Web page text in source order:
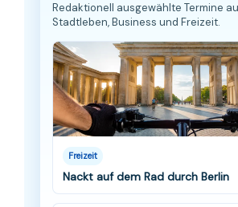
Redaktionell ausgewählte Termine
Stadtleben, Business und Freizeit.
Freizeit
Nackt auf dem Rad durch Berlin